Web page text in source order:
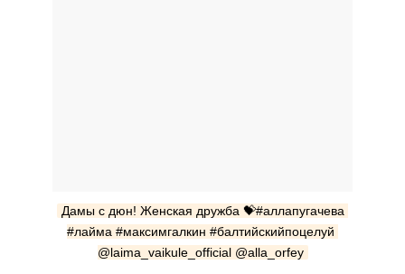
Дамы с дюн! Женская дружба 💝#аллапугачева
#лайма #максимгалкин #балтийскийпоцелуй
@laima_vaikule_official @alla_orfey